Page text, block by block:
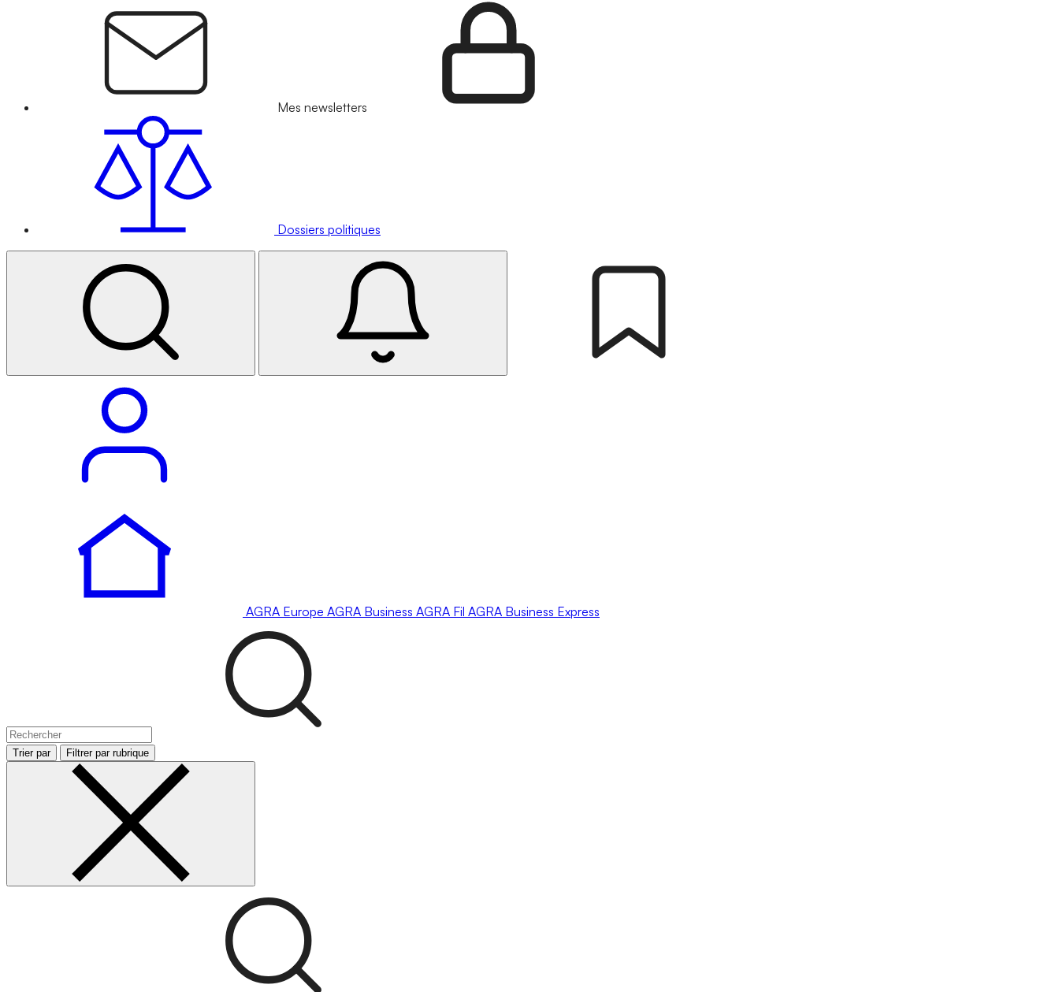
Mes newsletters
Dossiers politiques
AGRA Europe AGRA Business AGRA Fil AGRA Business Express
Trier par Filtrer par rubrique